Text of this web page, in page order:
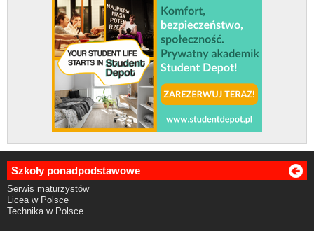
Szkoły ponadpodstawowe
Serwis maturzystów
Licea w Polsce
Technika w Polsce